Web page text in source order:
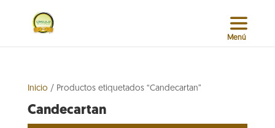
Inicio / Productos etiquetados “Candecartan”
Candecartan